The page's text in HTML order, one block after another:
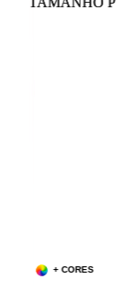
+ CORES